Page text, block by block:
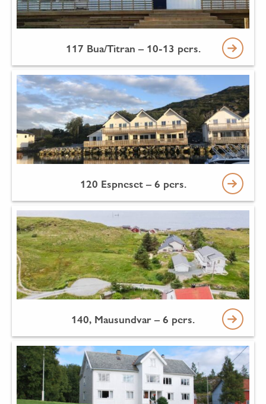
117 Bua/Titran – 10-13 pers.
120 Espneset – 6 pers.
140, Mausundvar – 6 pers.